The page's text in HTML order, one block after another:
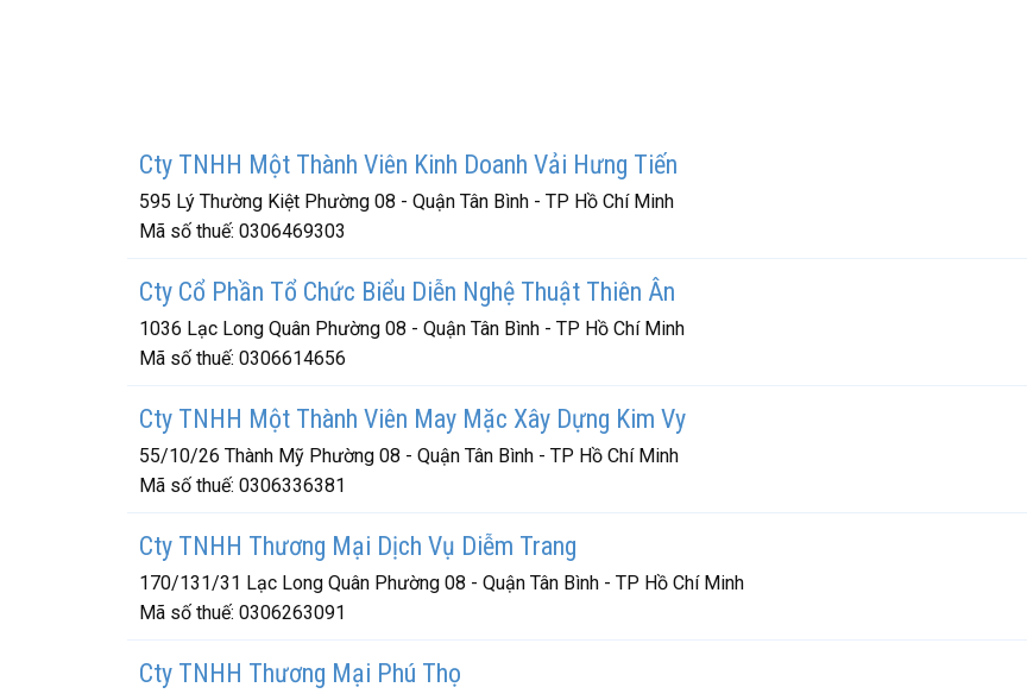
Cty TNHH Một Thành Viên Kinh Doanh Vải Hưng Tiến
595 Lý Thường Kiệt Phường 08 - Quận Tân Bình - TP Hồ Chí Minh
Mã số thuế: 0306469303
Cty Cổ Phần Tổ Chức Biểu Diễn Nghệ Thuật Thiên Ân
1036 Lạc Long Quân Phường 08 - Quận Tân Bình - TP Hồ Chí Minh
Mã số thuế: 0306614656
Cty TNHH Một Thành Viên May Mặc Xây Dựng Kim Vy
55/10/26 Thành Mỹ Phường 08 - Quận Tân Bình - TP Hồ Chí Minh
Mã số thuế: 0306336381
Cty TNHH Thương Mại Dịch Vụ Diễm Trang
170/131/31 Lạc Long Quân Phường 08 - Quận Tân Bình - TP Hồ Chí Minh
Mã số thuế: 0306263091
Cty TNHH Thương Mại Phú Thọ